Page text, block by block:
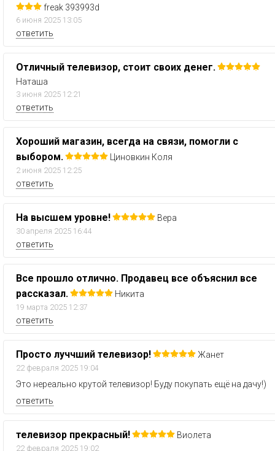
freak 393993d
6 июня 2025 13:05
ответить
Отличный телевизор, стоит своих денег.
Наташа
3 июня 2025 12:21
ответить
Хороший магазин, всегда на связи, помогли с
выбором.
Циновкин Коля
2 июня 2025 12:25
ответить
На высшем уровне! Вера
30 апреля 2025 16:44
ответить
Все прошло отлично. Продавец все объяснил все
рассказал.
Никита
19 марта 2025 12:37
ответить
Просто луччший телевизор! Жанет
22 февраля 2025 19:04
Это нереально крутой телевизор! Буду покупать ещё на дачу!)
ответить
телевизор прекрасный! Виолета
22 февраля 2025 19:02